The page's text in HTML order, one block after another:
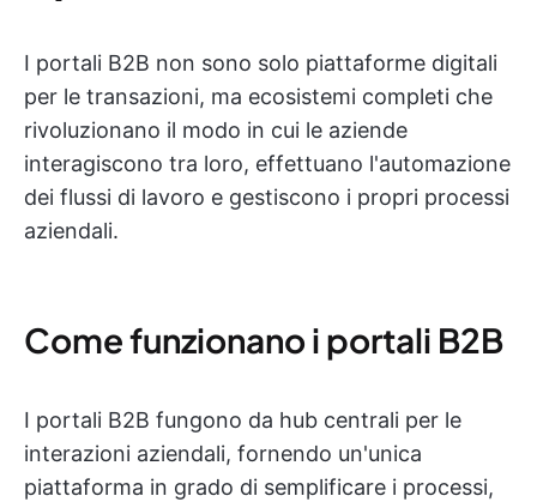
I portali B2B non sono solo piattaforme digitali
per le transazioni, ma ecosistemi completi che
rivoluzionano il modo in cui le aziende
interagiscono tra loro, effettuano l'automazione
dei flussi di lavoro e gestiscono i propri processi
aziendali.
Come funzionano i portali B2B
I portali B2B fungono da hub centrali per le
interazioni aziendali, fornendo un'unica
piattaforma in grado di semplificare i processi,